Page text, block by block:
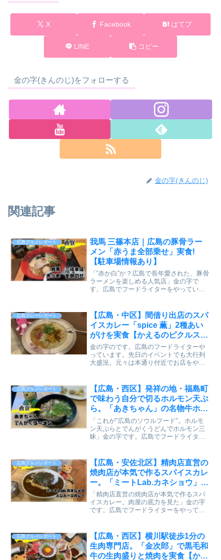
X Facebook はてブ
LINE コピー
金の字(きんのじ)をフォローする
金の字(きんのじ)
関連記事
広島グルメレポート
我馬 三篠本店｜広島の豚骨ラー
メン「赤うま全部乗せ」実食!
【駐車場情報あり】
「”赤か白”か？広島で長年愛された、豚骨
ラーメンを楽しめる人気店」金の字で
す。広島でフードライターをやっていま
るのは、西区三篠町にある 我馬（がば）
三篠本店。赤うまと白...
広島カレーレポート
【広島・中区】間借り出店のスパ
イスカレー「spice 薫」2種あい
がけを実食【かえるのピクルスと
実食レビュー】
金の字のです。広島のフードライターや
っています。先日のイベントでも大行列
大盛況。元々は本通り付近でお店をやっ
ためている状態です。そんなspice 薫さん
が、間借...
広島グルメレポート
【広島・西区】発祥の地・福島町
で味わう自分で切るホルモン天ぷ
ら。「あきちゃん」の名物牛ホル
モン肉【かえるのピクルスと実食
レビュー】
「これが"広島のソウルフード"。ホルモ
ン天ぷらとでんがくうどんでホルモン三
昧」金の字です。広島でフードライター
ば、めし、天ぷら あきちゃん」。牛ホル
モン肉の天ぷらを、お客...
広島グルメレポート
【広島・安佐北区】精肉店直営の
焼肉店が本気で作るスパイスカレ
ー。「ミートLab.カネショウ」の
ハンバーグカレーで肉屋の底力を
見た【かえるのピクルスと実食レ
ビュー】
「精肉店直営の焼肉店が本気で作るスパ
イスカレー。肉屋の底力を見た」金の字
です。広島でフードライターをやってい
聞いて行ってきました。過去に中広店に
行ったことありますが...
広島グルメレポート
【広島・西区】横川駅徒歩1分の
生肉専門店。「金次郎」で黒毛和
牛の生肉盛りと焼肉を実食【かえ